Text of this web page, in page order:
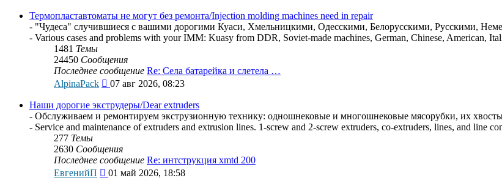
последнему
сообщению
Термопластавтоматы не могут без ремонта/Injection molding machines need in repair
- "Чудеса" случившиеся с вашими дорогими Куаси, Хмельницкими, Одесскими, Белорусскими, Русскими,
- Various cases and problems with your IMM: Kuasy from DDR, Soviet-made machines, German, Chinese, American,
1481 Темы
24450 Сообщения
Последнее сообщение Re: Села батарейка и слетела …
AlpinaPack
Перейти
последнему
сообщению
07 авг 2026, 08:23
Наши дорогие экструдеры/Dear extruders
- Обслуживаем и ремонтируем экструзионную технику: одношнековые и многошнековые мясорубки, их
- Service and maintenance of extruders and extrusion lines. 1-screw and 2-screw extruders, co-extruders, lines, and line
277 Темы
2630 Сообщения
Последнее сообщение Re: интструкция xmtd 200
ЕвгенийП
Перейти
01 май 2026, 18:58